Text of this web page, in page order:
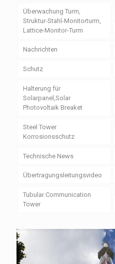
Überwachung Turm,
Struktur-Stahl-Monitorturm,
Lattice-Monitor-Turm
Nachrichten
Schutz
Halterung für
Solarpanel,Solar
Photovoltaik Breaket
Steel Tower
Korrosionsschutz
Technische News
Übertragungsleitungsvideo
Tubular Communication
Tower